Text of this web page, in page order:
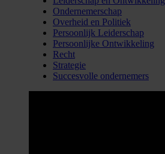
Ondernemerschap
Overheid en Politiek
Persoonlijk Leiderschap
Persoonlijke Ontwikkeling
Recht
Strategie
Succesvolle ondernemers